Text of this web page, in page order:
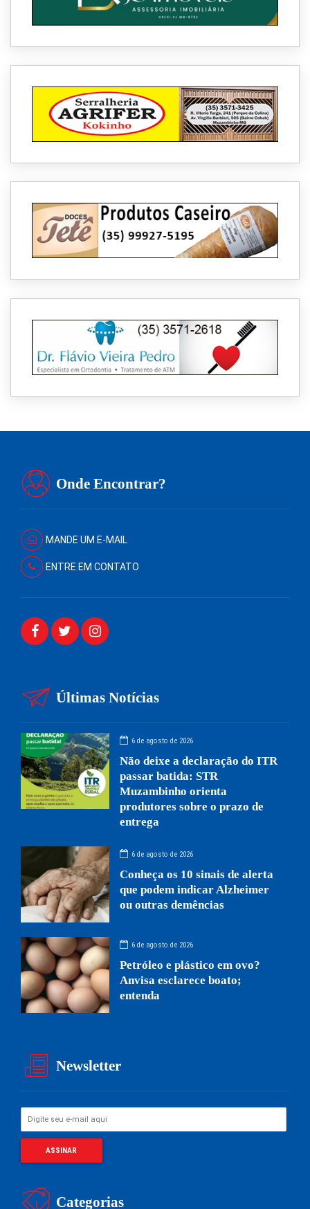
Onde Encontrar?
MANDE UM E-MAIL
ENTRE EM CONTATO
Últimas Notícias
6 de agosto de 2026
Não deixe a declaração do ITR
passar batida: STR
Muzambinho orienta
produtores sobre o prazo de
entrega
6 de agosto de 2026
Conheça os 10 sinais de alerta
que podem indicar Alzheimer
ou outras demências
6 de agosto de 2026
Petróleo e plástico em ovo?
Anvisa esclarece boato;
entenda
Newsletter
Categorias